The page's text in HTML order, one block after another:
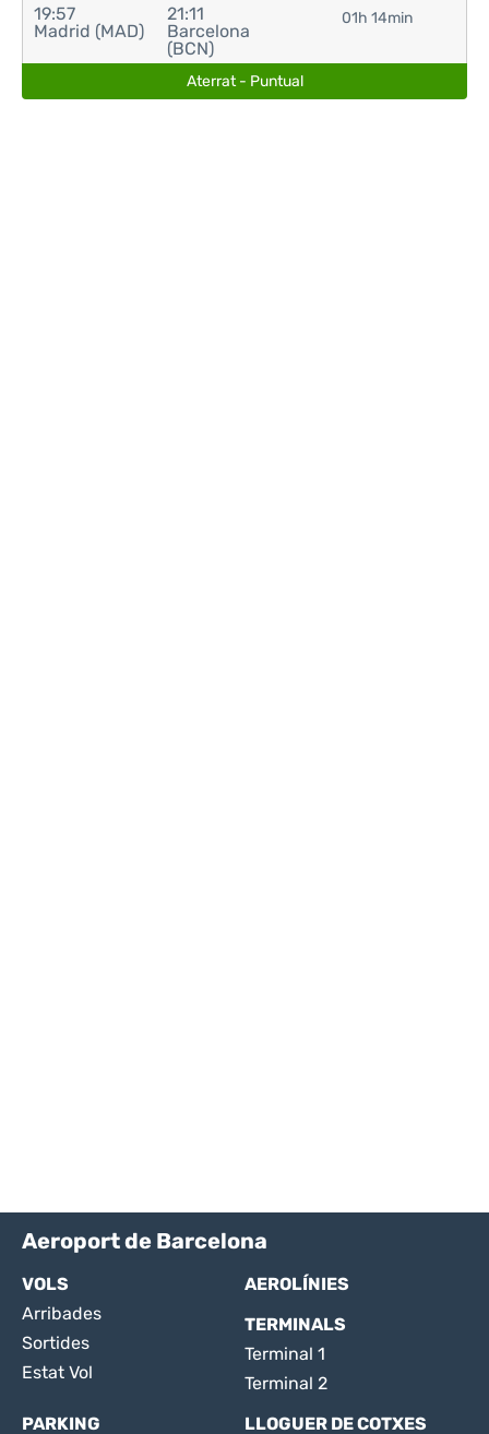
19:57
Madrid (MAD)
21:11
Barcelona
(BCN)
01h 14min
Aterrat - Puntual
Aeroport de Barcelona
VOLS
Arribades
Sortides
Estat Vol
AEROLÍNIES
TERMINALS
Terminal 1
Terminal 2
PARKING
LLOGUER DE COTXES